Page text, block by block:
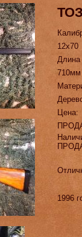
12х70
710мм
Цена:
1996